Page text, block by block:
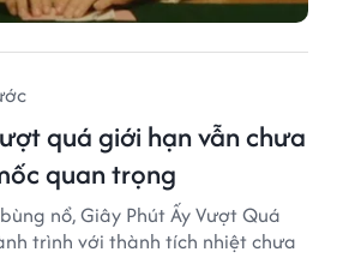
quá giới hạn vẫn chưa
quan trọng
nổ, Giây Phút Ấy Vượt Quá
trình với thành tích nhiệt chưa